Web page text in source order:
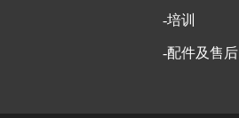
-培训
-配件及售后